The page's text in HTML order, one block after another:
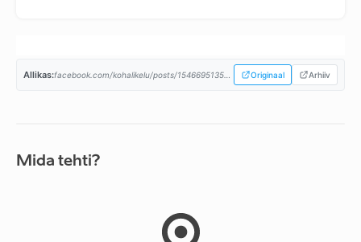
Allikas: Originaal Arhiiv
Mida tehti?